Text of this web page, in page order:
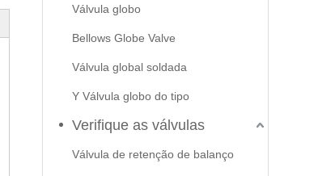
Válvula globo
Bellows Globe Valve
Válvula global soldada
Y Válvula globo do tipo
Verifique as válvulas
Válvula de retenção de balanço